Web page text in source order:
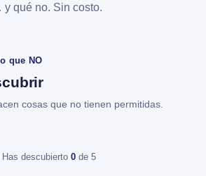
qué no. Sin costo.
que NO
cosas que no tienen permitidas.
Has descubierto 0 de 5